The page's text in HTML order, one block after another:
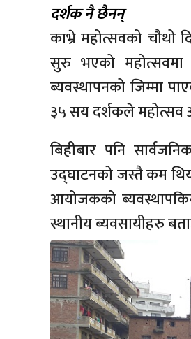
दर्शक नै छैनन्
काभ्रे महोत्सवको चौथो
सुरु भएको
ब्यवस्थापनको जिम्मा
३५ सय दर्शकले महोत्सव
बिहीबार पनि
उद्घाटनको जस्तै कम
आयोजकको
स्थानीय ब्यवसायीहरु